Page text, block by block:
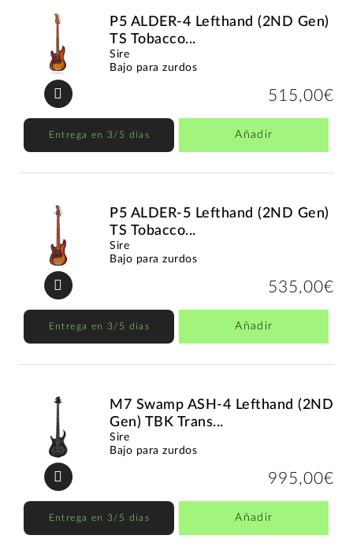
P5 ALDER-4 Lefthand (2ND Gen)
TS Tobacco...
Sire
Bajo para zurdos
515,00€
Entrega en 3/5 días Añadir
P5 ALDER-5 Lefthand (2ND Gen)
TS Tobacco...
Sire
Bajo para zurdos
535,00€
Entrega en 3/5 días Añadir
M7 Swamp ASH-4 Lefthand (2ND
Gen) TBK Trans...
Sire
Bajo para zurdos
995,00€
Entrega en 3/5 días Añadir